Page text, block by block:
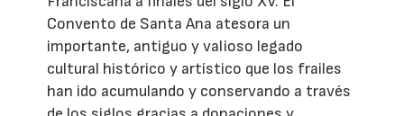
Convento de Santa Ana atesora un
importante, antiguo y valioso legado
cultural histórico y artístico que los frailes
han ido acumulando y conservando a través